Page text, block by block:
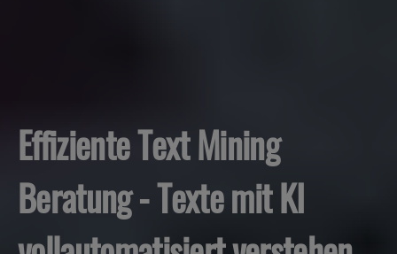
Effiziente Text Mining
Beratung - Texte mit KI